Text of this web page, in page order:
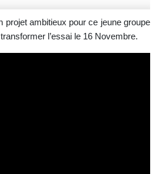
projet ambitieux pour ce jeune groupe
l’essai le 16 Novembre.